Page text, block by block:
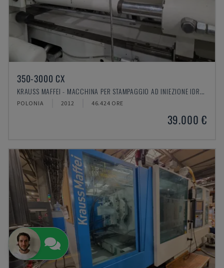
350-3000 CX
KRAUSS MAFFEI - MACCHINA PER STAMPAGGIO AD INIEZIONE IDRAULICA
POLONIA 2012 46.424 ORE
39.000 €